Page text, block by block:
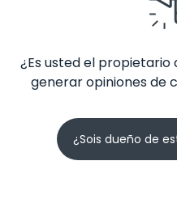
¿Es usted el
generar opiniones de
¿Sois dueño de